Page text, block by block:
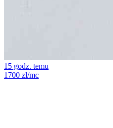
15 godz. temu
1700 zł/mc